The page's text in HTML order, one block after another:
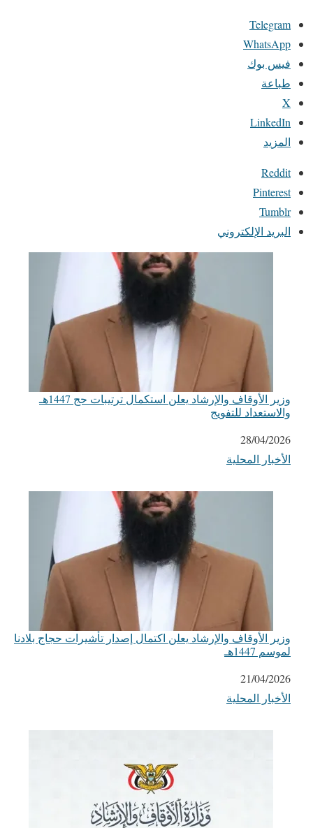
Telegram
WhatsApp
فيس بوك
طباعة
X
LinkedIn
المزيد
Reddit
Pinterest
Tumblr
البريد الإلكتروني
وزير الأوقاف والإرشاد يعلن استكمال ترتيبات حج 1447هـ
والاستعداد للتفويج
التاريخ
28/04/2026
في ما يتعلق بما يأتي
الأخبار المحلية
وزير الأوقاف والإرشاد يعلن اكتمال إصدار تأشيرات حجاج بلادنا
لموسم 1447هـ
التاريخ
21/04/2026
في ما يتعلق بما يأتي
الأخبار المحلية